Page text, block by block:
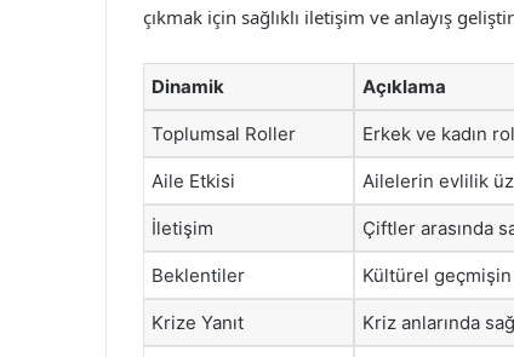
çıkmak için sağlıklı iletişim ve anlayış
Dinamik Açıklama
Toplumsal Roller Erkek ve kadın
Aile Etkisi Ailelerin evlilik
İletişim Çiftler arasında
Beklentiler Kültürel
Krize Yanıt Kriz anlarında